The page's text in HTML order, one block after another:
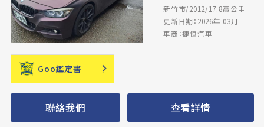
新竹市/2012/17.8萬公里
更新日期：2026年 03月
車商：捷恒汽車
Goo鑑定書
聯絡我們 查看詳情